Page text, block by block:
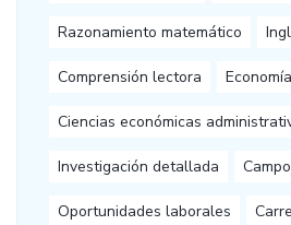
Razonamiento matemático
Comprensión lectora Economía
Ciencias económicas
Investigación detallada
Oportunidades laborales